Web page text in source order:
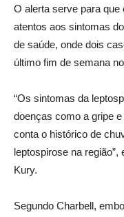
O alerta serve para
atentos aos sintomas
de saúde, onde dois
último fim de semana
“Os sintomas da
doenças como a gripe
conta o histórico de
leptospirose na
Kury.
Segundo Charbell,